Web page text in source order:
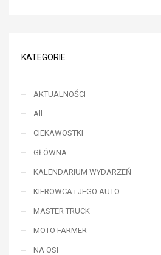
KATEGORIE
AKTUALNOŚCI
All
CIEKAWOSTKI
GŁÓWNA
KALENDARIUM WYDARZEŃ
KIEROWCA i JEGO AUTO
MASTER TRUCK
MOTO FARMER
NA OSI